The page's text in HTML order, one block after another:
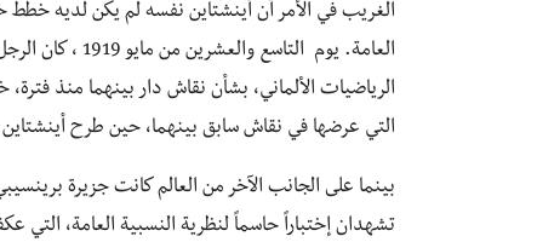
الغريب في الأمر أن أينشتاين نفسه لم يكن لديه
العامة. يوم
الرياضيات الألماني، بشأن نقاش دار بينهما منذ
التي عرضها في نقاش سابق بينهما، حين طرح
بينما على الجانب الآخر من العالم كانت جزيرة